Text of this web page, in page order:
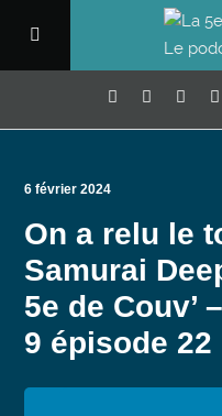
6 février 2024
On a relu le
Samurai
5e de Couv’
9 épisode 22